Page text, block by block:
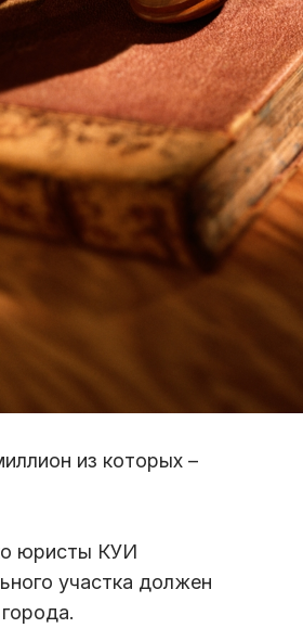
из которых –
юристы КУИ
участка должен